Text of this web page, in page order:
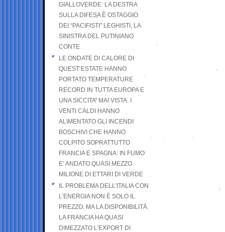
GIALLOVERDE: LA DESTRA
SULLA DIFESA È OSTAGGIO
DEI “PACIFISTI” LEGHISTI, LA
SINISTRA DEL PUTINIANO
CONTE
LE ONDATE DI CALORE DI
QUEST’ESTATE HANNO
PORTATO TEMPERATURE
RECORD IN TUTTA EUROPA E
UNA SICCITA’ MAI VISTA. I
VENTI CALDI HANNO
ALIMENTATO GLI INCENDI
BOSCHIVI CHE HANNO
COLPITO SOPRATTUTTO
FRANCIA E SPAGNA: IN FUMO
E’ ANDATO QUASI MEZZO
MILIONE DI ETTARI DI VERDE
IL PROBLEMA DELL’ITALIA CON
L’ENERGIA NON È SOLO IL
PREZZO, MA LA DISPONIBILITÀ.
LA FRANCIA HA QUASI
DIMEZZATO L’EXPORT DI